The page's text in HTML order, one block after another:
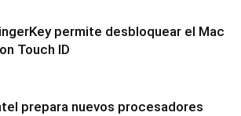
permite desbloquear el Mac
Touch ID
prepara nuevos procesadores